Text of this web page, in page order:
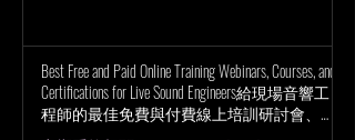
Best Free and Paid Online Training Webinars, Courses, and
Certifications for Live Sound Engineers給現場音響工
程師的最佳免費與付費線上培訓研討會、課
程與認證